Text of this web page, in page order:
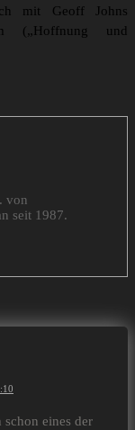
mit Geoff Johns
(„Hoffnung und
von
seit 1987.
schon eines der